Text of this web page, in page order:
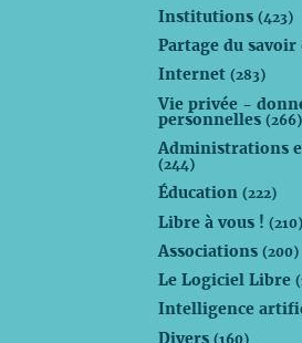
avril
mars
février
Institutions(423)
Partage du savoir
Internet(283)
Vie privée -
personnelles(266)
Administrations
(244)
Éducation(222)
Libre à vous !(210)
Associations(200)
Le Logiciel Libre
Intelligence
Divers(160)